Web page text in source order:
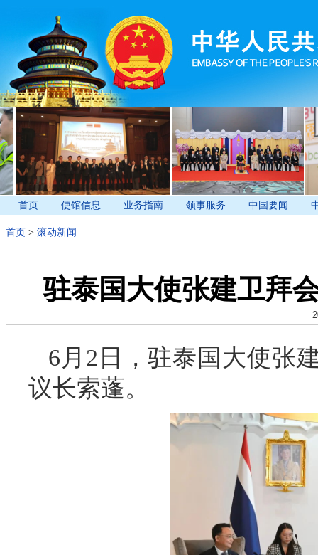
首页 使馆信息 业务指南 领事服务 中国要闻
首页 > 滚动新闻
驻泰国大使张建卫拜
6月2日，驻泰国大使张
议长索蓬。